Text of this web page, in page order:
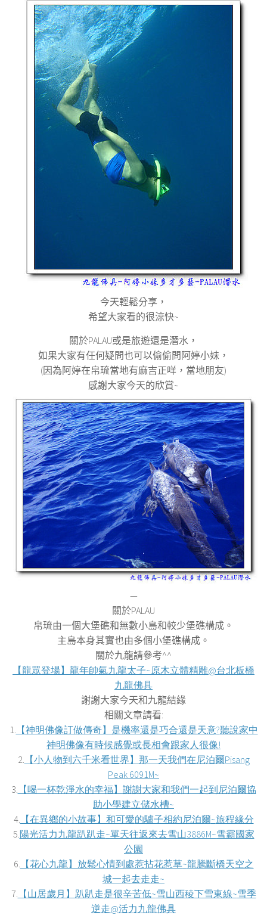
今天輕鬆分享，
希望大家看的很涼快~
關於PALAU或是旅遊還是潛水，
如果大家有任何疑問也可以偷偷問阿婷小妹，
(因為阿婷在帛琉當地有麻吉正咩，當地朋友)
感謝大家今天的欣賞~
—
關於PALAU
帛琉由一個大堡礁和無數小島和較少堡礁構成。
主島本身其實也由多個小堡礁構成。
關於九龍請參考^^
【龍眾登場】龍年帥氣九龍太子~原木立體精雕@台北板橋
九龍佛具
謝謝大家今天和九龍結緣
相關文章請看:
1.
【神明佛像訂做傳奇】是機率還是巧合還是天意?聽說家中
神明佛像有時候感覺或長相會跟家人很像!
2.
【小人物到六千米看世界】那一天我們在尼泊爾Pisang
Peak 6091M~
3.
【喝一杯乾淨水的幸福】謝謝大家和我們一起到尼泊爾協
助小學建立儲水槽~
4.
【在異鄉的小故事】和可愛的驢子相約尼泊爾~旅程緣分
5. 陽光活力九龍趴趴走~單天往返來去雪山3886M~雪霸國家
公園
6.
【花心九龍】放鬆心情到處惹拈花惹草~龍騰斷橋天空之
城一起去走走~
7.
【山居歲月】趴趴走是很辛苦低~雪山西稜下雪東線~雪季
逆走@活力九龍佛具